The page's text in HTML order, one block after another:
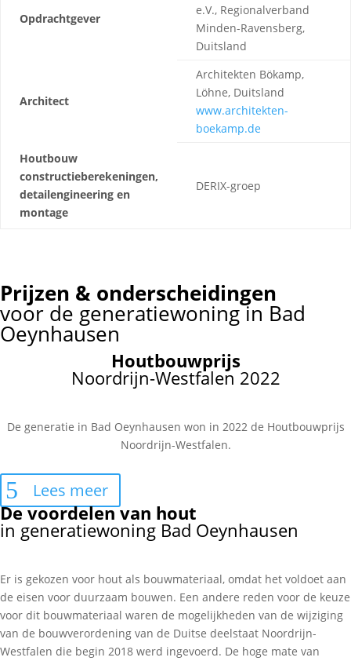
Opdrachtgever
e.V., Regionalverband
Minden-Ravensberg,
Duitsland
Architect
Architekten Bökamp,
Löhne, Duitsland
www.architekten-
boekamp.de
Houtbouw
constructieberekeningen,
detailengineering en
montage
DERIX-groep
Prijzen & onderscheidingen
voor de generatiewoning in Bad
Oeynhausen
Houtbouwprijs
Noordrijn-Westfalen 2022
De generatie in Bad Oeynhausen won in 2022 de Houtbouwprijs
Noordrijn-Westfalen.
Lees meer
De voordelen van hout
in generatiewoning Bad Oeynhausen
Er is gekozen voor hout als bouwmateriaal, omdat het voldoet aan
de eisen voor duurzaam bouwen. Een andere reden voor de keuze
voor dit bouwmateriaal waren de mogelijkheden van de wijziging
van de bouwverordening van de Duitse deelstaat Noordrijn-
Westfalen die begin 2018 werd ingevoerd. De hoge mate van